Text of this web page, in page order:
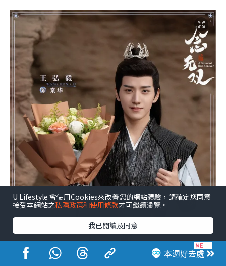
本週好去處
U Lifestyle 會使用Cookies來改善您的網站體驗，請確定您同意
接受本網站之私隱政策和使用條款才可繼續瀏覽。
我已閱讀及同意